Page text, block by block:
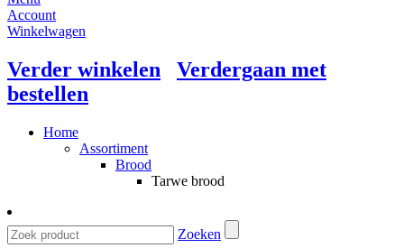
Account
Winkelwagen
Verder winkelen
Verdergaan met
bestellen
Home
Assortiment
Brood
Tarwe brood
Zoeken